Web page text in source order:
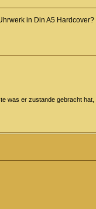
in Din A5
was er zustande gebracht